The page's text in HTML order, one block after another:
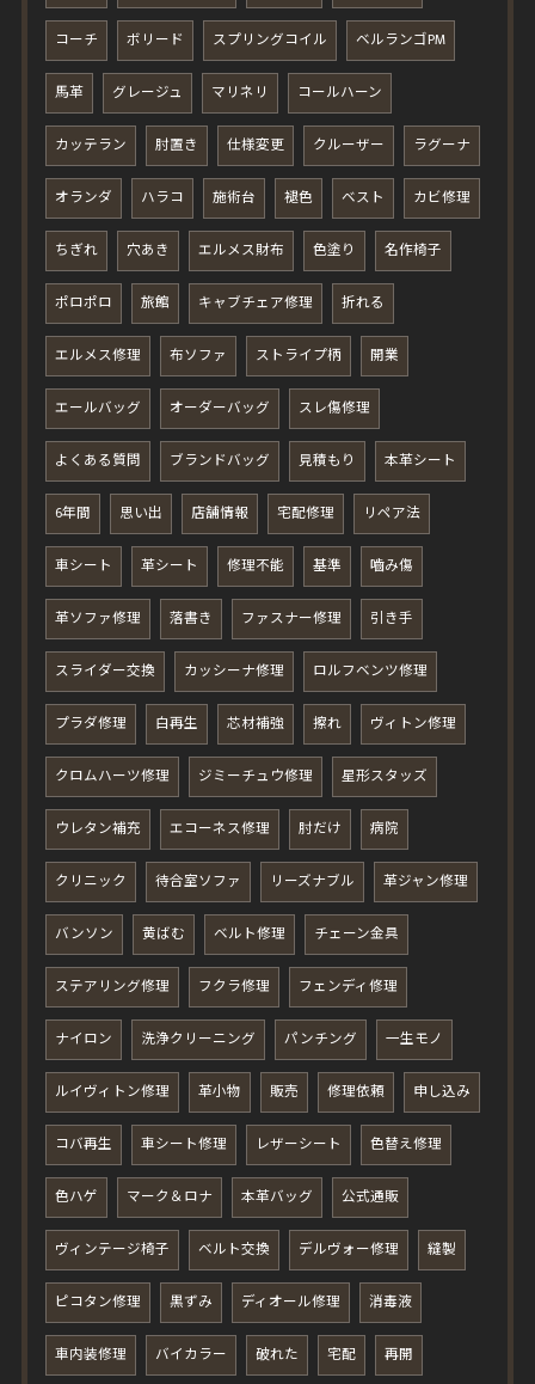
コーチ ボリード スプリングコイル ベルランゴPM
馬革 グレージュ マリネリ コールハーン
カッテラン 肘置き 仕様変更 クルーザー ラグーナ
オランダ ハラコ 施術台 褪色 ベスト カビ修理
ちぎれ 穴あき エルメス財布 色塗り 名作椅子
ポロポロ 旅館 キャブチェア修理 折れる
エルメス修理 布ソファ ストライプ柄 開業
エールバッグ オーダーバッグ スレ傷修理
よくある質問 ブランドバッグ 見積もり 本革シート
6年間 思い出 店舗情報 宅配修理 リペア法
車シート 革シート 修理不能 基準 嚙み傷
革ソファ修理 落書き ファスナー修理 引き手
スライダー交換 カッシーナ修理 ロルフベンツ修理
プラダ修理 白再生 芯材補強 擦れ ヴィトン修理
クロムハーツ修理 ジミーチュウ修理 星形スタッズ
ウレタン補充 エコーネス修理 肘だけ 病院
クリニック 待合室ソファ リーズナブル 革ジャン修理
バンソン 黄ばむ ベルト修理 チェーン金具
ステアリング修理 フクラ修理 フェンディ修理
ナイロン 洗浄クリーニング パンチング 一生モノ
ルイヴィトン修理 革小物 販売 修理依頼 申し込み
コバ再生 車シート修理 レザーシート 色替え修理
色ハゲ マーク＆ロナ 本革バッグ 公式通販
ヴィンテージ椅子 ベルト交換 デルヴォー修理 縫製
ピコタン修理 黒ずみ ディオール修理 消毒液
車内装修理 バイカラー 破れた 宅配 再開